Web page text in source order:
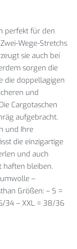
perfekt für den
Wege-Stretchs
sie auch bei
sorgen die
die doppellagigen
und
Cargotaschen
aufgebracht,
und Ihre
die einzigartige
und auch
haften bleiben.
–
Größen: – S =
34 – XXL = 38/36